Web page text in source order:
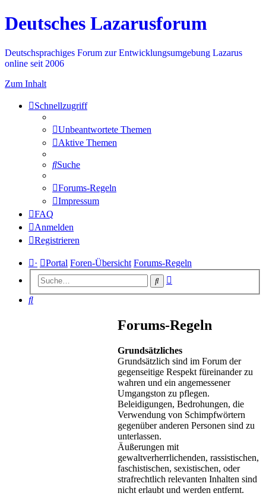
Deutsches Lazarusforum
Deutschsprachiges Forum zur Entwicklungsumgebung Lazarus
online seit 2006
Zum Inhalt
Schnellzugriff
Unbeantwortete Themen
Aktive Themen
Suche
Forums-Regeln
Impressum
FAQ
Anmelden
Registrieren
· Portal Foren-Übersicht Forums-Regeln
Suche
Suche
Forums-Regeln
Grundsätzliches
Grundsätzlich sind im Forum der
gegenseitige Respekt füreinander zu
wahren und ein angemessener
Umgangston zu pflegen.
Beleidigungen, Bedrohungen, die
Verwendung von Schimpfwörtern
gegenüber anderen Personen sind zu
unterlassen.
Äußerungen mit
gewaltverherrlichenden, rassistischen,
faschistischen, sexistischen, oder
strafrechtlich relevanten Inhalten sind
nicht erlaubt und werden entfernt.